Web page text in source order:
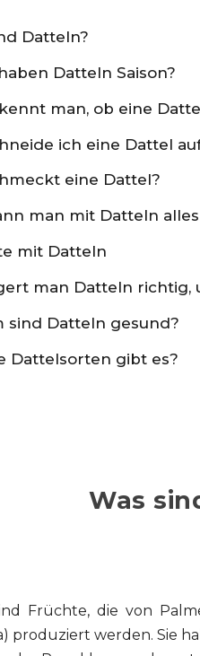
Datteln?
Datteln Saison?
man, ob eine
ich eine Dattel
eine Dattel?
man mit Datteln
mit Datteln
man Datteln richtig,
sind Datteln gesund?
Dattelsorten gibt es?
Was
Früchte, die von
produziert werden. Sie